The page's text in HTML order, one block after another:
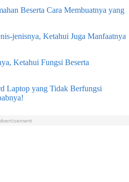
Beserta Cara Membuatnya yang
jenisnya, Ketahui Juga Manfaatnya
Ketahui Fungsi Beserta
Laptop yang Tidak Berfungsi